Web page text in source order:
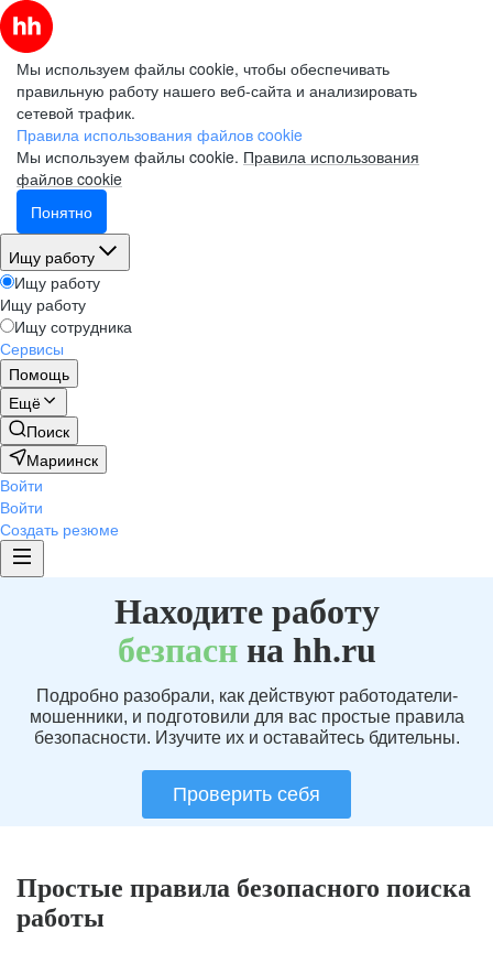
Мы используем файлы cookie, чтобы обеспечивать
правильную работу нашего веб-сайта и анализировать
сетевой трафик.
Правила использования файлов cookie
Мы используем файлы cookie. Правила использования
файлов cookie
Понятно
Ищу работу
Ищу работу
Ищу работу
Ищу сотрудника
Сервисы
Помощь
Ещё
Поиск
Мариинск
Войти
Войти
Создать резюме
Находите работу
безпаснна hh.ru
Подробно разобрали, как действуют работодатели-
мошенники, и подготовили для вас простые правила
безопасности. Изучите их и оставайтесь бдительны.
Проверить себя
Простые правила безопасного поиска
работы